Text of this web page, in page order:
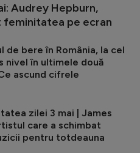
Audrey Hepburn,
feminitatea pe ecran
de bere în România, la cel
nivel în ultimele două
ascund cifrele
zilei 3 mai | James
care a schimbat
pentru totdeauna